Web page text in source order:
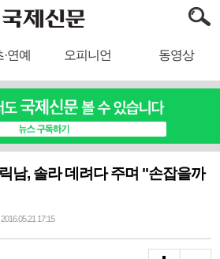
연예 오피니언 동영상
남, 솔라 데려다 주며 "손잡을까
17:15